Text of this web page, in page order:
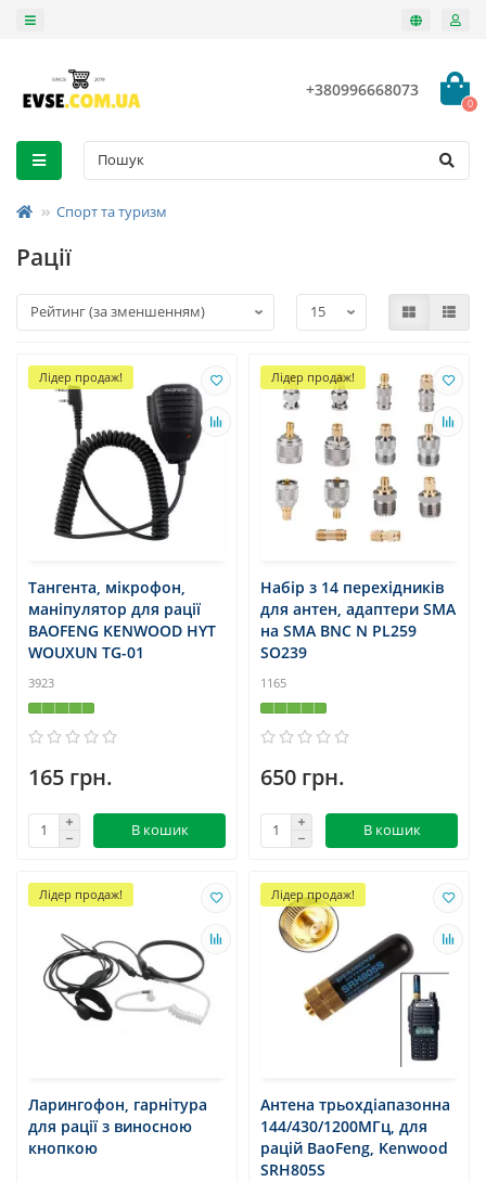
+380996668073
0
Спорт та туризм
Рації
Лідер продаж!
Тангента, мікрофон,
маніпулятор для рації
BAOFENG KENWOOD HYT
WOUXUN TG-01
3923
165 грн.
В кошик
Лідер продаж!
Набір з 14 перехідників
для антен, адаптери SMA
на SMA BNC N PL259
SO239
1165
650 грн.
В кошик
Лідер продаж!
Ларингофон, гарнітура
для рації з виносною
кнопкою
Лідер продаж!
Антена трьохдіапазонна
144/430/1200МГц, для
рацій BaoFeng, Kenwood
SRH805S